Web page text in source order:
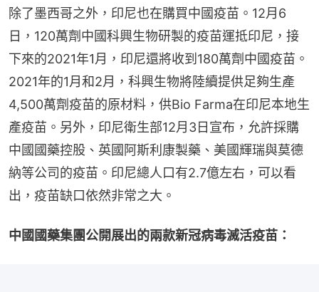
除了墨西哥之外，印尼也在購買中國疫苗。12月6
日，120萬劑中國科興生物研製的疫苗運抵印尼，接
下來的2021年1月，印尼還將收到180萬劑中國疫苗。
2021年的1月和2月，科興生物將陸續提供足夠生產
4,500萬劑疫苗的原材料，供Bio Farma在印尼本地生
產疫苗。另外，印尼衛生部12月3日宣布，允許採購
中國國藥控股、英國阿斯利康製藥、美國輝瑞與莫德
納等公司的疫苗。印尼總人口有2.7億左右，可以看
出，疫苗缺口依然非常之大。
中國國藥集團公開展出的兩款新冠病毒滅活疫苗：